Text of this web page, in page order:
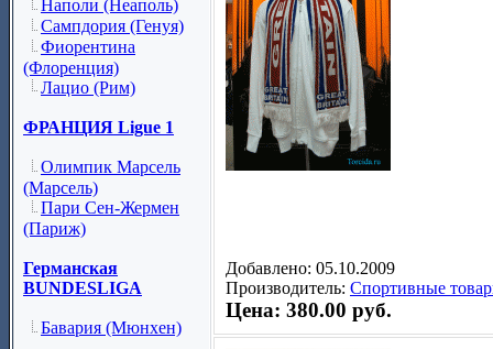
Наполи (Неаполь)
Сампдория (Генуя)
Фиорентина
(Флоренция)
Лацио (Рим)
ФРАНЦИЯ Ligue 1
Олимпик Марсель
(Марсель)
Пари Сен-Жермен
(Париж)
Германская
BUNDESLIGA
Бавария (Мюнхен)
Добавлено: 05.10.2009
Производитель: Спортивные
Цена: 380.00 руб.